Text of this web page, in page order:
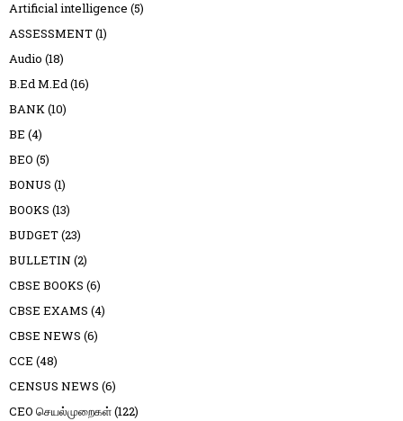
Artificial intelligence (5)
ASSESSMENT(1)
Audio (18)
B.Ed M.Ed(16)
BANK(10)
BE (4)
BEO (5)
BONUS (1)
BOOKS (13)
BUDGET(23)
BULLETIN (2)
CBSE BOOKS (6)
CBSE EXAMS (4)
CBSE NEWS (6)
CCE (48)
CENSUS NEWS (6)
CEO செயல்முறைகள்(122)